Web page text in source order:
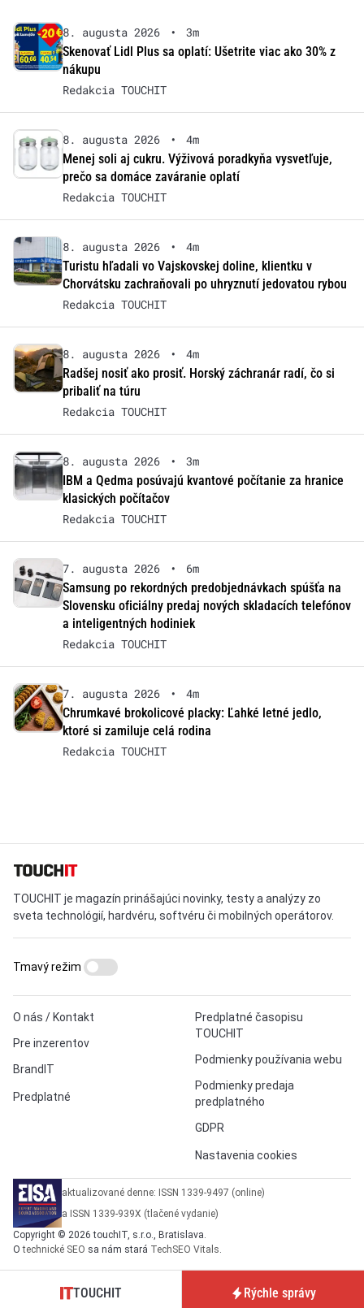
8. augusta 2026 •
3m
Skenovať Lidl Plus sa oplatí: Ušetrite viac ako 30% z
nákupu
Redakcia TOUCHIT
8. augusta 2026 •
4m
Menej soli aj cukru. Výživová poradkyňa vysvetľuje,
prečo sa domáce zaváranie oplatí
Redakcia TOUCHIT
8. augusta 2026 •
4m
Turistu hľadali vo Vajskovskej doline, klientku v
Chorvátsku zachraňovali po uhryznutí jedovatou rybou
Redakcia TOUCHIT
8. augusta 2026 •
4m
Radšej nosiť ako prosiť. Horský záchranár radí, čo si
pribaliť na túru
Redakcia TOUCHIT
8. augusta 2026 •
3m
IBM a Qedma posúvajú kvantové počítanie za hranice
klasických počítačov
Redakcia TOUCHIT
7. augusta 2026 •
6m
Samsung po rekordných predobjednávkach spúšťa na
Slovensku oficiálny predaj nových skladacích telefónov
a inteligentných hodiniek
Redakcia TOUCHIT
7. augusta 2026 •
4m
Chrumkavé brokolicové placky: Ľahké letné jedlo,
ktoré si zamiluje celá rodina
Redakcia TOUCHIT
TOUCHIT je magazín prinášajúci novinky, testy a analýzy zo
sveta technológií, hardvéru, softvéru či mobilných operátorov.
O nás / Kontakt
Pre inzerentov
BrandIT
Predplatné
Predplatné časopisu
TOUCHIT
Podmienky používania webu
Podmienky predaja
predplatného
GDPR
Nastavenia cookies
Tmavý režim
aktualizované denne: ISSN 1339-9497 (online)
a ISSN 1339-939X (tlačené vydanie)
Copyright © 2026 touchIT, s.r.o., Bratislava.
Otechnické SEO sa nám stará TechSEO Vitals.
TOUCHIT Rýchle správy